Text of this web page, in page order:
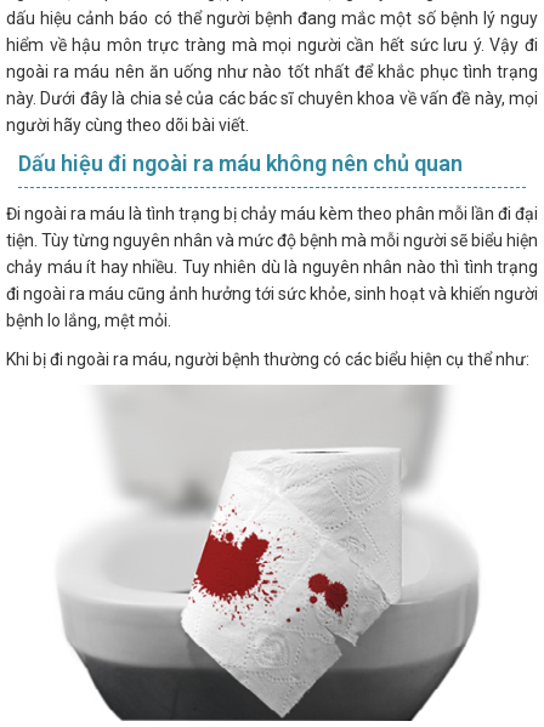
dấu hiệu cảnh báo có thể người bệnh đang mắc một số bệnh lý nguy
hiểm về hậu môn trực tràng mà mọi người cần hết sức lưu ý. Vậy đi
ngoài ra máu nên ăn uống như nào tốt nhất để khắc phục tình trạng
này. Dưới đây là chia sẻ của các bác sĩ chuyên khoa về vấn đề này, mọi
người hãy cùng theo dõi bài viết.
Dấu hiệu đi ngoài ra máu không nên chủ quan
Đi ngoài ra máu là tình trạng bị chảy máu kèm theo phân mỗi lần đi đại
tiện. Tùy từng nguyên nhân và mức độ bệnh mà mỗi người sẽ biểu hiện
chảy máu ít hay nhiều. Tuy nhiên dù là nguyên nhân nào thì tình trạng
đi ngoài ra máu cũng ảnh hưởng tới sức khỏe, sinh hoạt và khiến người
bệnh lo lắng, mệt mỏi.
Khi bị đi ngoài ra máu, người bệnh thường có các biểu hiện cụ thể như: